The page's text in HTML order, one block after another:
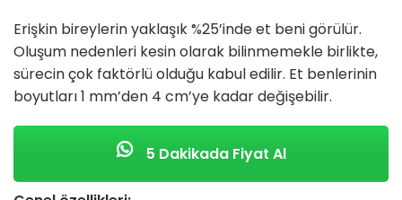
Erişkin bireylerin yaklaşık %25’inde et beni görülür.
Oluşum nedenleri kesin olarak bilinmemekle birlikte,
sürecin çok faktörlü olduğu kabul edilir. Et benlerinin
boyutları 1 mm’den 4 cm’ye kadar değişebilir.
5 Dakikada Fiyat Al